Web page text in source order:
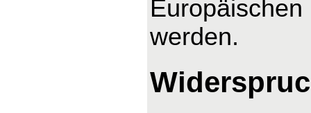
werden.